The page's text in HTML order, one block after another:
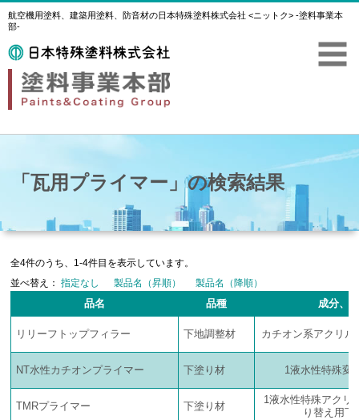
航空機用塗料、建築用塗料、防音材の日本特殊塗料株式会社 <ニットク> -塗料事業本
部-
「瓦用プライマー」の検索結果
全4件のうち、1-4件目を表示しています。
並べ替え：
指定なし 製品名（昇順） 製品名（降順）
品名 品種 成分、
リリーフトップフィラー 下地調整材 カチオン系アクリル
NT水性カチオンプライマー 下塗り材 1液水性特殊変
TMRプライマー 下塗り材
1液水性特殊アクリ
り替え用下